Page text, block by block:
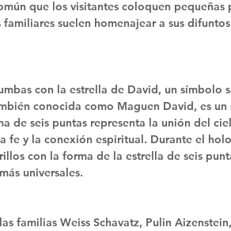
que los visitantes coloquen pequeñas
suelen homenajear a sus
con la estrella de David, un símbolo
conocida como Maguen David, es
de seis puntas representa la unión del
fe y la conexión espiritual. Durante el
con la forma de la estrella de seis
universales.
familias Weiss Schavatz, Pulin